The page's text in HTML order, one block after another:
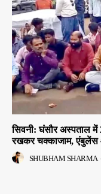
सिवनी: घंसौर अस्पताल
रखकर चक्काजाम, एंबुलेंस
SHUBHAM SHARMA